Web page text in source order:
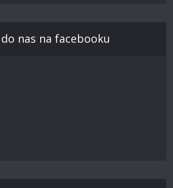
do nas na facebooku